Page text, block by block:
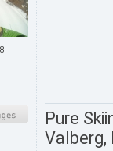
Pure
Valberg,